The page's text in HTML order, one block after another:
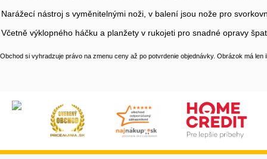
Narážecí nástroj s vyměnitelnými noži, v balení jsou nože pro
Včetně výklopného háčku a planžety v rukojeti pro snadné opravy
Obchod si vyhradzuje právo na zmenu ceny až po potvrdenie objednávky. Obrázok má len